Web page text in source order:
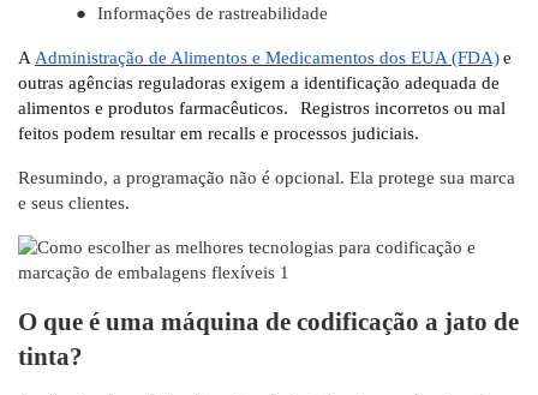
●
Informações de rastreabilidade
AAdministração de Alimentos e Medicamentos dos EUA (FDA)e
outras agências reguladoras exigem a identificação adequada de
alimentos e produtos farmacêuticos.
Registros incorretos ou mal
feitos podem resultar em recalls e processos judiciais.
Resumindo, a programação não é opcional. Ela protege sua marca
e seus clientes.
O que é uma máquina de codificação a jato de
tinta?